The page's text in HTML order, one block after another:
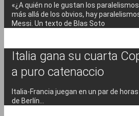
«¿A quién no le gustan los
más allá de los obvios, hay
Messi. Un texto de Blas Soto
Italia gana su cuarta
a puro catenaccio
Italia-Francia juegan en un par de
de Berlín…